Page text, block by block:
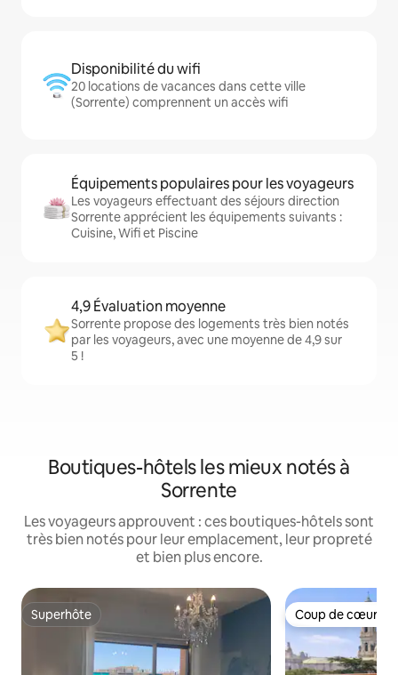
Disponibilité du wifi
20 locations de vacances dans cette ville
(Sorrente) comprennent un accès wifi
Équipements populaires pour les voyageurs
Les voyageurs effectuant des séjours direction
Sorrente apprécient les équipements suivants :
Cuisine, Wifi et Piscine
4,9 Évaluation moyenne
Sorrente propose des logements très bien notés
par les voyageurs, avec une moyenne de 4,9 sur
5 !
Boutiques-hôtels les mieux notés à
Sorrente
Les voyageurs approuvent : ces boutiques-hôtels sont
très bien notés pour leur emplacement, leur propreté
et bien plus encore.
Superhôte
Superhôte Coup de cœur
Coup de cœur